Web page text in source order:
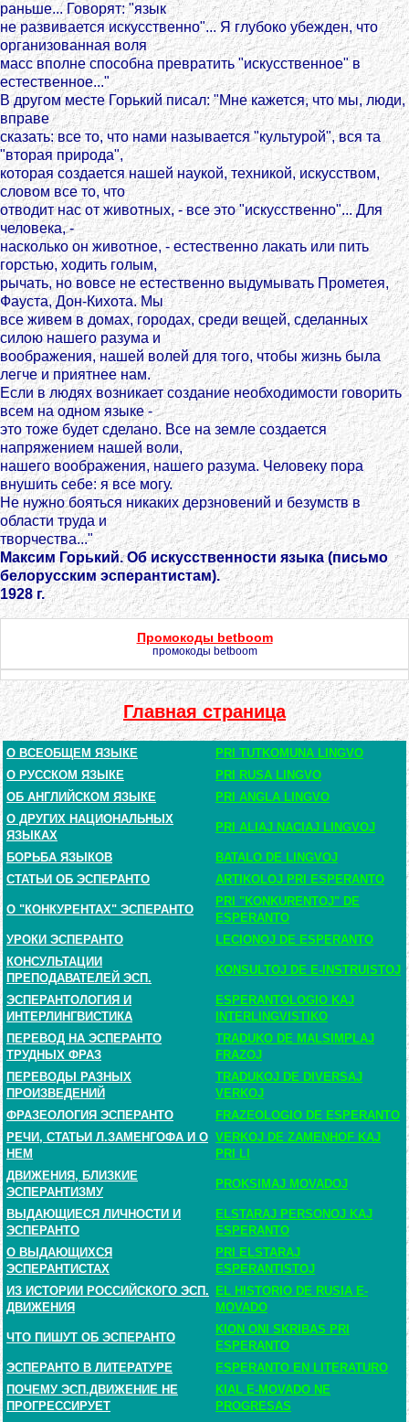
раньше... Говорят: "язык
не развивается искусственно"... Я глубоко убежден, что
организованная воля
масс вполне способна превратить "искусственное" в
естественное..."
В другом месте Горький писал: "Мне кажется, что мы, люди,
вправе
сказать: все то, что нами называется "культурой", вся та
"вторая природа",
которая создается нашей наукой, техникой, искусством,
словом все то, что
отводит нас от животных, - все это "искусственно"... Для
человека, -
насколько он животное, - естественно лакать или пить
горстью, ходить голым,
рычать, но вовсе не естественно выдумывать Прометея,
Фауста, Дон-Кихота. Мы
все живем в домах, городах, среди вещей, сделанных
силою нашего разума и
воображения, нашей волей для того, чтобы жизнь была
легче и приятнее нам.
Если в людях возникает создание необходимости говорить
всем на одном языке -
это тоже будет сделано. Все на земле создается
напряжением нашей воли,
нашего воображения, нашего разума. Человеку пора
внушить себе: я все могу.
Не нужно бояться никаких дерзновений и безумств в
области труда и
творчества..."
Максим Горький. Об искусственности языка (письмо
белорусским эсперантистам).
1928 г.
Промокоды betboom
промокоды betboom
Главная страница
О ВСЕОБЩЕМ ЯЗЫКЕ
PRI TUTKOMUNA LINGVO
О РУССКОМ ЯЗЫКЕ
PRI RUSA LINGVO
ОБ АНГЛИЙСКОМ ЯЗЫКЕ
PRI ANGLA LINGVO
О ДРУГИХ НАЦИОНАЛЬНЫХ
ЯЗЫКАХ
PRI ALIAJ NACIAJ LINGVOJ
БОРЬБА ЯЗЫКОВ
BATALO DE LINGVOJ
СТАТЬИ ОБ ЭСПЕРАНТО
ARTIKOLOJ PRI ESPERANTO
О "КОНКУРЕНТАХ" ЭСПЕРАНТО
PRI "KONKURENTOJ" DE
ESPERANTO
УРОКИ ЭСПЕРАНТО
LECIONOJ DE ESPERANTO
КОНСУЛЬТАЦИИ
ПРЕПОДАВАТЕЛЕЙ ЭСП.
KONSULTOJ DE E-INSTRUISTOJ
ЭСПЕРАНТОЛОГИЯ И
ИНТЕРЛИНГВИСТИКА
ESPERANTOLOGIO KAJ
INTERLINGVISTIKO
ПЕРЕВОД НА ЭСПЕРАНТО
ТРУДНЫХ ФРАЗ
TRADUKO DE MALSIMPLAJ
FRAZOJ
ПЕРЕВОДЫ РАЗНЫХ
ПРОИЗВЕДЕНИЙ
TRADUKOJ DE DIVERSAJ
VERKOJ
ФРАЗЕОЛОГИЯ ЭСПЕРАНТО
FRAZEOLOGIO DE ESPERANTO
РЕЧИ, СТАТЬИ Л.ЗАМЕНГОФА И О
НЕМ
VERKOJ DE ZAMENHOF KAJ
PRI LI
ДВИЖЕНИЯ, БЛИЗКИЕ
ЭСПЕРАНТИЗМУ
PROKSIMAJ MOVADOJ
ВЫДАЮЩИЕСЯ ЛИЧНОСТИ И
ЭСПЕРАНТО
ELSTARAJ PERSONOJ KAJ
ESPERANTO
О ВЫДАЮЩИХСЯ
ЭСПЕРАНТИСТАХ
PRI ELSTARAJ
ESPERANTISTOJ
ИЗ ИСТОРИИ РОССИЙСКОГО ЭСП.
ДВИЖЕНИЯ
EL HISTORIO DE RUSIA E-
MOVADO
ЧТО ПИШУТ ОБ ЭСПЕРАНТО
KION ONI SKRIBAS PRI
ESPERANTO
ЭСПЕРАНТО В ЛИТЕРАТУРЕ
ESPERANTO EN LITERATURO
ПОЧЕМУ ЭСП.ДВИЖЕНИЕ НЕ
ПРОГРЕССИРУЕТ
KIAL E-MOVADO NE
PROGRESAS